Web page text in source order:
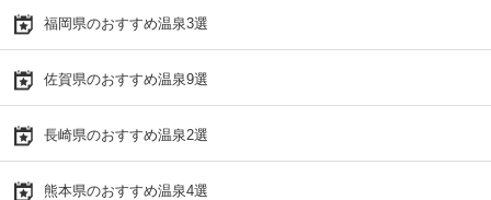
福岡県のおすすめ温泉3選
佐賀県のおすすめ温泉9選
長崎県のおすすめ温泉2選
熊本県のおすすめ温泉4選